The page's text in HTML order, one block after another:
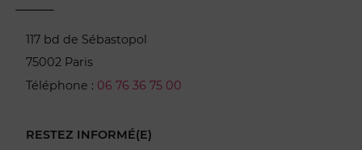
117 bd de Sébastopol
75002 Paris
Téléphone : 06 76 36 75 00
RESTEZ INFORMÉ(E)